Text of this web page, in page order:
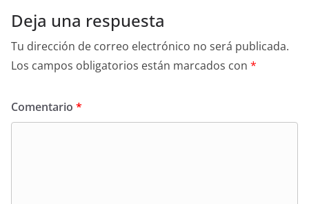
Deja una respuesta
Tu dirección de correo electrónico no será publicada.
Los campos obligatorios están marcados con *
Comentario *